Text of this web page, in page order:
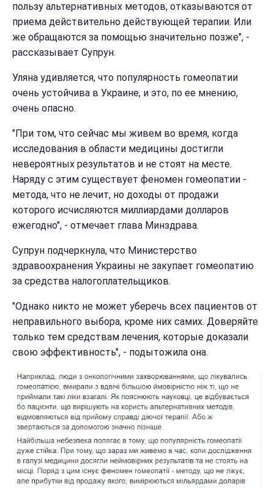
пользу альтернативных методов, отказываются от
приема действительно действующей терапии. Или
же обращаются за помощью значительно позже", -
рассказывает Супрун.
Уляна удивляется, что популярность гомеопатии
очень устойчива в Украине, и это, по ее мнению,
очень опасно.
"При том, что сейчас мы живем во время, когда
исследования в области медицины достигли
невероятных результатов и не стоят на месте.
Наряду с этим существует феномен гомеопатии -
метода, что не лечит, но доходы от продажи
которого исчисляются миллиардами долларов
ежегодно", - отмечает глава Минздрава.
Супрун подчеркнула, что Министерство
здравоохранения Украины не закупает гомеопатию
за средства налогоплательщиков.
"Однако никто не может уберечь всех пациентов от
неправильного выбора, кроме них самих. Доверяйте
только тем средствам лечения, которые доказали
свою эффективность", - подытожила она.